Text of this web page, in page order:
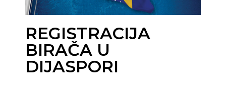
REGISTRACIJA
BIRAČA U
DIJASPORI